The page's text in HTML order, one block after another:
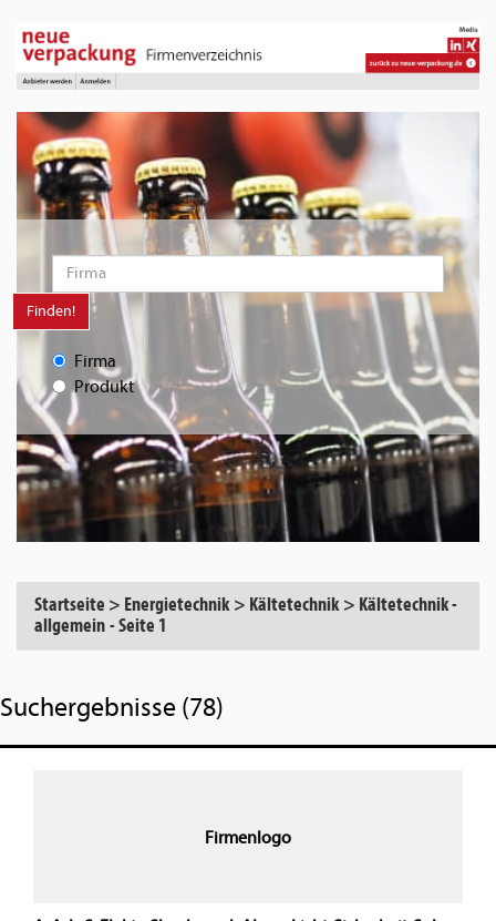
Finden!
Firma
Produkt
Startseite > Energietechnik > Kältetechnik > Kältetechnik -
allgemein-Seite 1
Suchergebnisse (78)
Firmenlogo